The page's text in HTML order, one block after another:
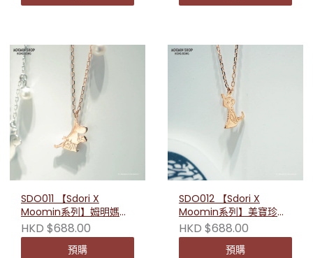
SDO011 【Sdori X
Moomin系列】姆明媽媽
純銀項鏈
HKD $688.00
預購
SDO012 【Sdori X
Moomin系列】美寶珍珠
純銀項鏈
HKD $688.00
預購